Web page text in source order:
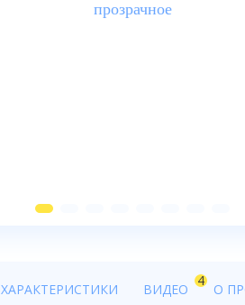
ХАРАКТЕРИСТИКИ ВИДЕО
4
О